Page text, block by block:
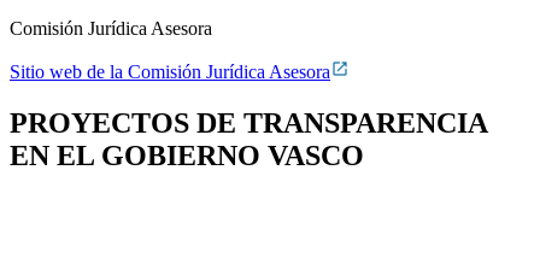
Comisión Jurídica Asesora
Sitio web de la Comisión Jurídica Asesora
PROYECTOS DE TRANSPARENCIA
EN EL GOBIERNO VASCO